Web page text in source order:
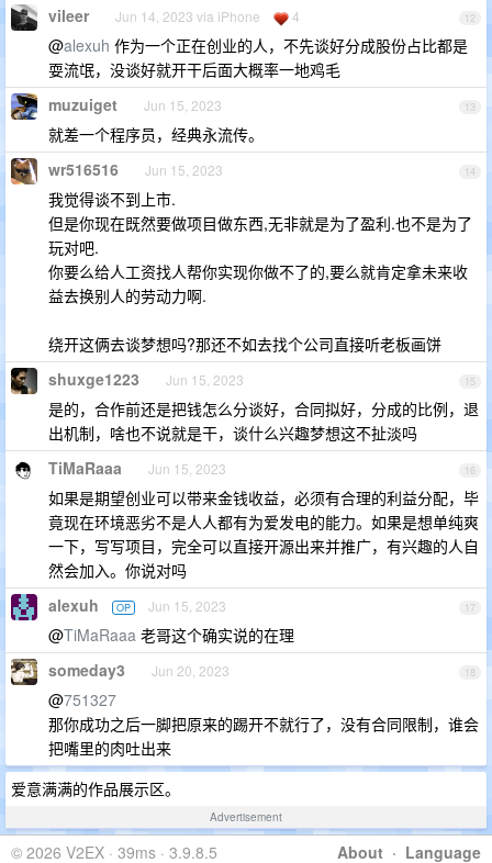
12
vileer Jun 14, 2023 via iPhone 4
@alexuh 作为一个正在创业的人，不先谈好分成股份占比都是
耍流氓，没谈好就开干后面大概率一地鸡毛
13
muzuiget Jun 15, 2023
就差一个程序员，经典永流传。
14
wr516516 Jun 15, 2023
我觉得谈不到上市.
但是你现在既然要做项目做东西,无非就是为了盈利.也不是为了
玩对吧.
你要么给人工资找人帮你实现你做不了的,要么就肯定拿未来收
益去换别人的劳动力啊.
绕开这俩去谈梦想吗?那还不如去找个公司直接听老板画饼
15
shuxge1223 Jun 15, 2023
是的，合作前还是把钱怎么分谈好，合同拟好，分成的比例，退
出机制，啥也不说就是干，谈什么兴趣梦想这不扯淡吗
16
TiMaRaaa Jun 15, 2023
如果是期望创业可以带来金钱收益，必须有合理的利益分配，毕
竟现在环境恶劣不是人人都有为爱发电的能力。如果是想单纯爽
一下，写写项目，完全可以直接开源出来并推广，有兴趣的人自
然会加入。你说对吗
17
alexuh OP Jun 15, 2023
@TiMaRaaa 老哥这个确实说的在理
18
someday3 Jun 20, 2023
@751327
那你成功之后一脚把原来的踢开不就行了，没有合同限制，谁会
把嘴里的肉吐出来
爱意满满的作品展示区。
Advertisement
About · Language
© 2026 V2EX · 39ms · 3.9.8.5